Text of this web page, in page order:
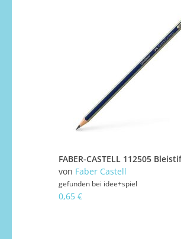
von Faber Castell
gefunden bei idee+spiel
0,65 €